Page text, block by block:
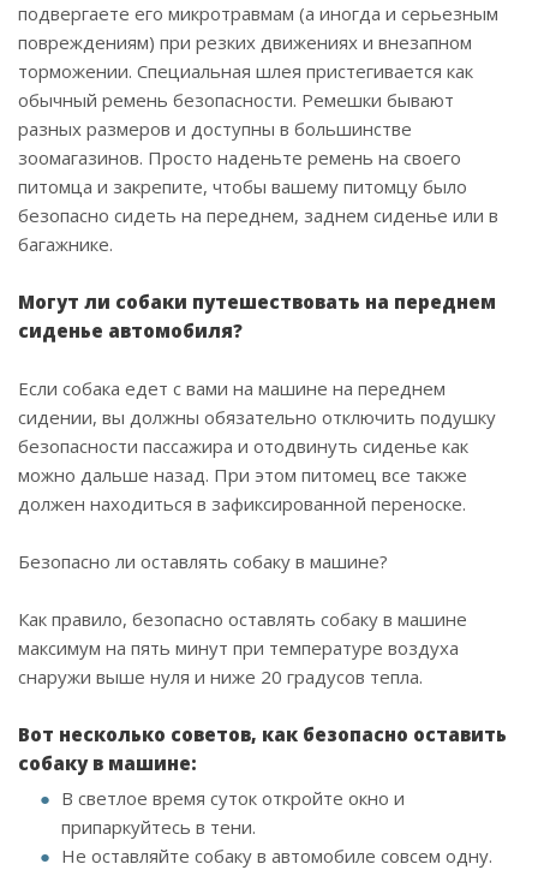
подвергаете его микротравмам (а иногда и серьезным
повреждениям) при резких движениях и внезапном
торможении. Специальная шлея пристегивается как
обычный ремень безопасности. Ремешки бывают
разных размеров и доступны в большинстве
зоомагазинов. Просто наденьте ремень на своего
питомца и закрепите, чтобы вашему питомцу было
безопасно сидеть на переднем, заднем сиденье или в
багажнике.
Могут ли собаки путешествовать на переднем
сиденье автомобиля?
Если собака едет с вами на машине на переднем
сидении, вы должны обязательно отключить подушку
безопасности пассажира и отодвинуть сиденье как
можно дальше назад. При этом питомец все также
должен находиться в зафиксированной переноске.
Безопасно ли оставлять собаку в машине?
Как правило, безопасно оставлять собаку в машине
максимум на пять минут при температуре воздуха
снаружи выше нуля и ниже 20 градусов тепла.
Вот несколько советов, как безопасно оставить
собаку в машине:
В светлое время суток откройте окно и
припаркуйтесь в тени.
Не оставляйте собаку в автомобиле совсем одну.